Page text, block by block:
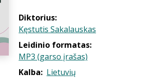
Diktorius:
Kęstutis Sakalauskas
Leidinio formatas:
MP3 (garso įrašas)
Kalba: Lietuvių